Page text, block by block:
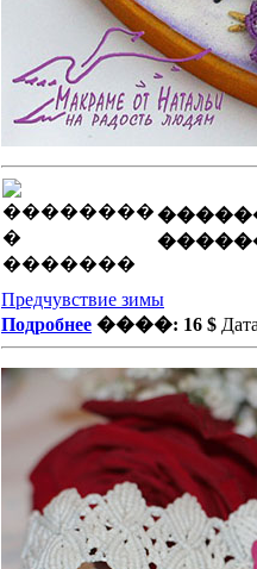
Предчувствие зимы
Подробнее ����: 16 $